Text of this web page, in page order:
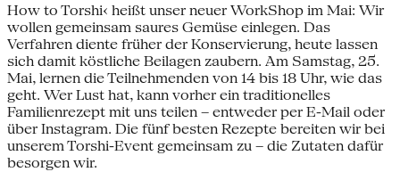
How to Torshi‹ heißt unser neuer WorkShop im Mai: Wir
wollen gemeinsam saures Gemüse einlegen. Das
Verfahren diente früher der Konservierung, heute lassen
sich damit köstliche Beilagen zaubern. Am Samstag, 25.
Mai, lernen die Teilnehmenden von 14 bis 18 Uhr, wie das
geht. Wer Lust hat, kann vorher ein traditionelles
Familienrezept mit uns teilen – entweder per E-Mail oder
über Instagram. Die fünf besten Rezepte bereiten wir bei
unserem Torshi-Event gemeinsam zu – die Zutaten dafür
besorgen wir.